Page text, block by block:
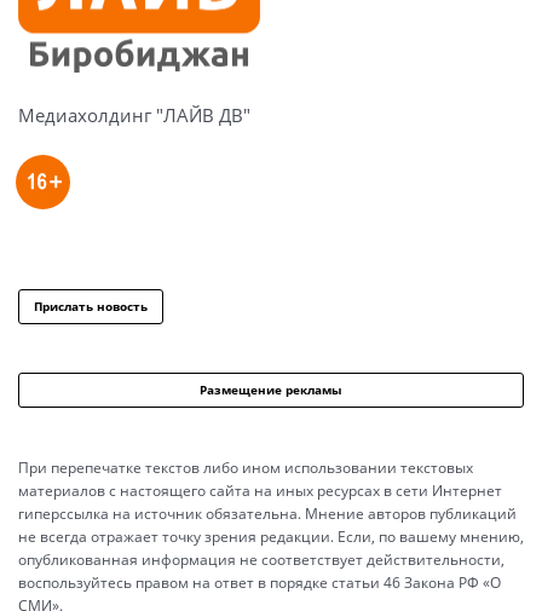
Медиахолдинг "ЛАЙВ ДВ"
Прислать новость
Размещение рекламы
При перепечатке текстов либо ином использовании текстовых
материалов с настоящего сайта на иных ресурсах в сети Интернет
гиперссылка на источник обязательна. Мнение авторов публикаций
не всегда отражает точку зрения редакции. Если, по вашему мнению,
опубликованная информация не соответствует действительности,
воспользуйтесь правом на ответ в порядке статьи 46 Закона РФ «О
СМИ».